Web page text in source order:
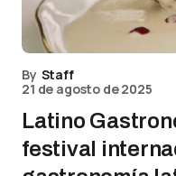
By Staff
21 de agosto de 2025
Latino
festival